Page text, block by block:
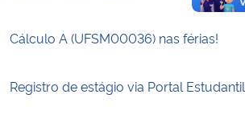
Planalto
Cálculo A (UFSM00036) nas férias!
Registro de estágio via Portal Estudantil